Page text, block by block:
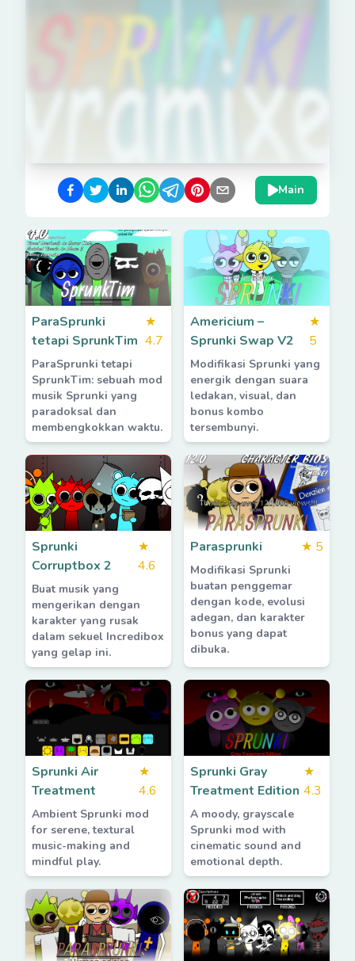
Main
ParaSprunki
tetapi SprunkTim
★
4.7
ParaSprunki tetapi
SprunkTim: sebuah mod
musik Sprunki yang
paradoksal dan
membengkokkan waktu.
Americium –
Sprunki Swap V2
★
5
Modifikasi Sprunki yang
energik dengan suara
ledakan, visual, dan
bonus kombo
tersembunyi.
Sprunki
Corruptbox 2
★
4.6
Buat musik yang
mengerikan dengan
karakter yang rusak
dalam sekuel Incredibox
yang gelap ini.
Parasprunki ★ 5
Modifikasi Sprunki
buatan penggemar
dengan kode, evolusi
adegan, dan karakter
bonus yang dapat
dibuka.
Sprunki Air
Treatment
★
4.6
Ambient Sprunki mod
for serene, textural
music-making and
mindful play.
Sprunki Gray
Treatment Edition
★
4.3
A moody, grayscale
Sprunki mod with
cinematic sound and
emotional depth.